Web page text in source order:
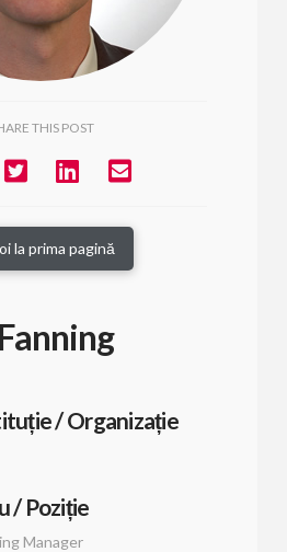
THIS POST
la prima pagină
/ Organizație
/ Poziție
Manager